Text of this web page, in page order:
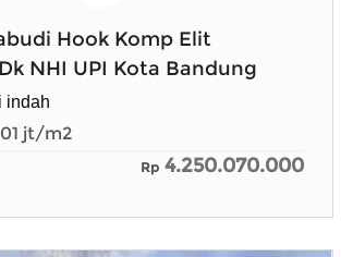
Hook Komp Elit
NHI UPI Kota Bandung
indah
jt/m2
Rp 4.250.070.000